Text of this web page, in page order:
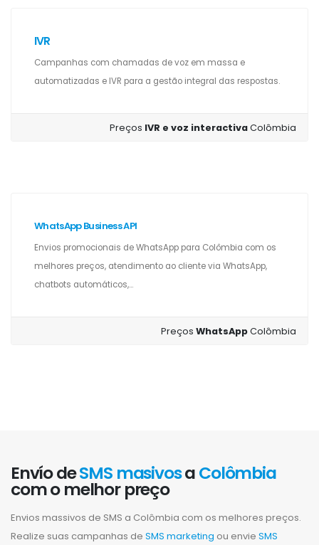
IVR
Campanhas com chamadas de voz em massa e
automatizadas e IVR para a gestão integral das respostas.
Preços IVR e voz interactivaColômbia
WhatsApp Business API
Envios promocionais de WhatsApp para Colômbia com os
melhores preços, atendimento ao cliente via WhatsApp,
chatbots automáticos,...
PreçosWhatsAppColômbia
Envío deSMS masivosaColômbia
com o melhor preço
Envios massivos de SMS a Colômbia com os melhores preços.
Realize suas campanhas de SMS marketing ou envie SMS